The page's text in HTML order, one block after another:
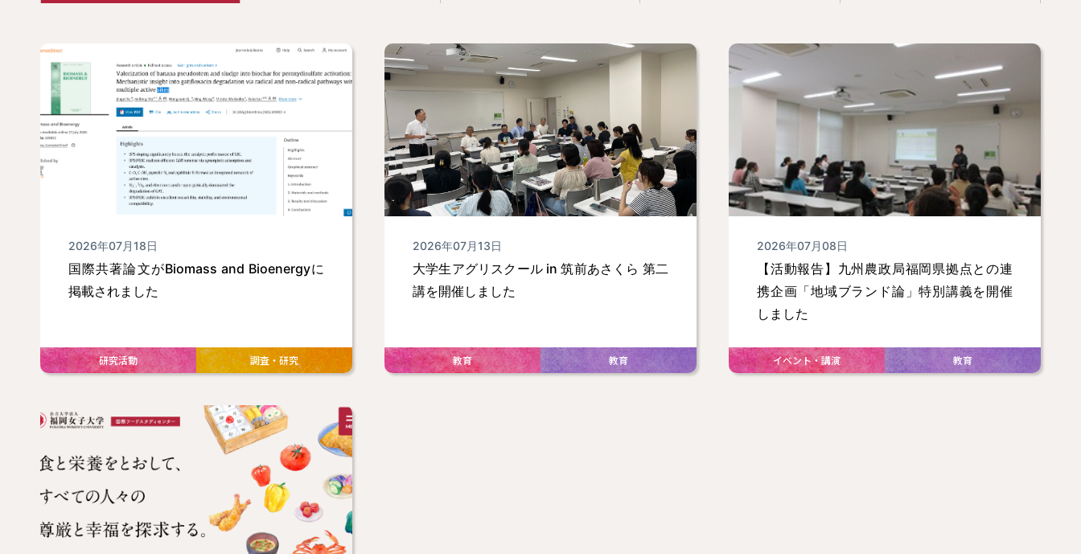
2026年07月18日
国際共著論文がBiomass and Bioenergyに
掲載されました
研究活動 調査・研究
2026年07月13日
大学生アグリスクール in 筑前あさくら 第二
講を開催しました
教育 教育
2026年07月08日
【活動報告】九州農政局福岡県拠点との連
携企画「地域ブランド論」特別講義を開催
しました
イベント・講演 教育